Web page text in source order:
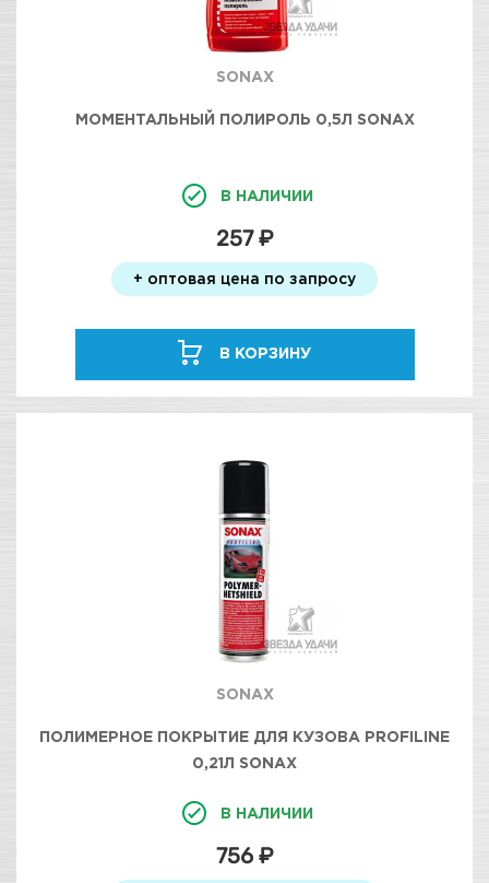
SONAX
МОМЕНТАЛЬНЫЙ ПОЛИРОЛЬ 0,5Л SONAX
В НАЛИЧИИ
257 ₽
+ оптовая цена по запросу
В КОРЗИНУ
SONAX
ПОЛИМЕРНОЕ ПОКРЫТИЕ ДЛЯ КУЗОВА PROFILINE
0,21Л SONAX
В НАЛИЧИИ
756 ₽